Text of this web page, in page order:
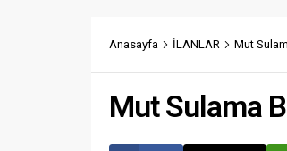
Anasayfa İLANLAR Mut
Mut Sulama